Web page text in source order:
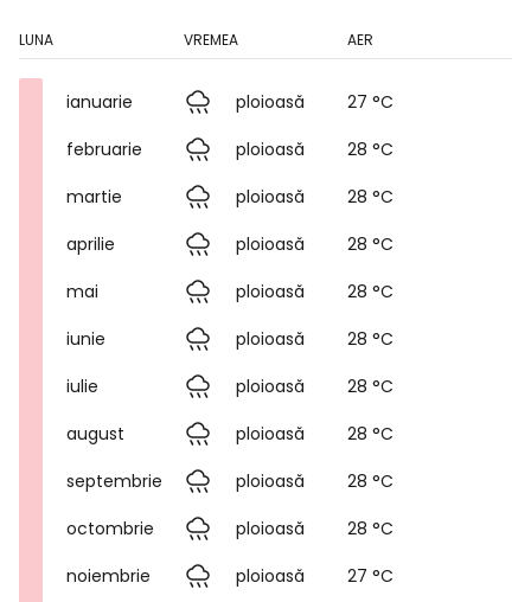
LUNA VREMEA AER
ianuarie ploioasă
27 °C
februarie
ploioasă
28 °C
martie
ploioasă
28 °C
aprilie
ploioasă
28 °C
mai
ploioasă
28 °C
iunie
ploioasă
28 °C
iulie
ploioasă
28 °C
august
ploioasă
28 °C
septembrie
ploioasă
28 °C
octombrie
ploioasă
28 °C
noiembrie
ploioasă
27 °C